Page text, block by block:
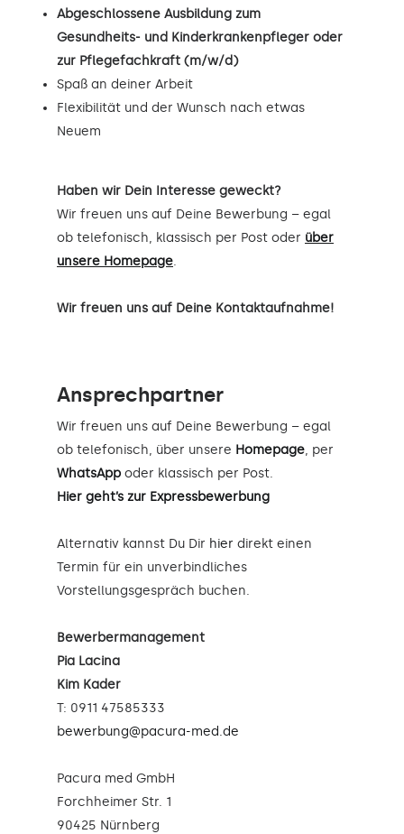
Abgeschlossene Ausbildung zum
Gesundheits- und Kinderkrankenpfleger oder
zur Pflegefachkraft (m/w/d)
Spaß an deiner Arbeit
Flexibilität und der Wunsch nach etwas
Neuem
Haben wir Dein Interesse geweckt?
Wir freuen uns auf Deine Bewerbung – egal
ob telefonisch, klassisch per Post oder über
unsere Homepage.
Wir freuen uns auf Deine Kontaktaufnahme!
Ansprechpartner
Wir freuen uns auf Deine Bewerbung – egal
ob telefonisch, über unsere Homepage, per
WhatsApp oder klassisch per Post.
Hier geht’s zur Expressbewerbung
Alternativ kannst Du Dir hier direkt einen
Termin für ein unverbindliches
Vorstellungsgespräch buchen.
Bewerbermanagement
Pia Lacina
Kim Kader
T: 0911 47585333
bewerbung@pacura-med.de
Pacura med GmbH
Forchheimer Str. 1
90425 Nürnberg